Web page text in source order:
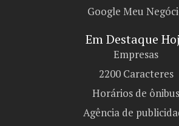
Google Meu
Em Destaque
Empresas
2200 Caracteres
Horários de ônibus
Agência de